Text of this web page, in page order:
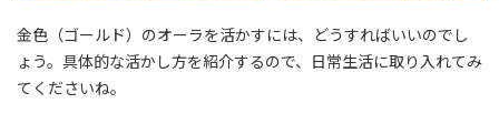
金色（ゴールド）のオーラを活かすには、どうすればいいのでし
ょう。具体的な活かし方を紹介するので、日常生活に取り入れてみ
てくださいね。